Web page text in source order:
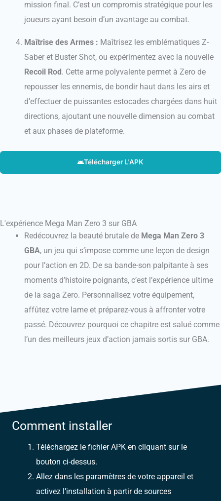
mission final. C’est un compromis stratégique pour les
joueurs ayant besoin d’un avantage au combat.
Maîtrise des Armes : Maîtrisez les emblématiques Z-
Saber et Buster Shot, ou expérimentez avec la nouvelle
Recoil Rod . Cette arme polyvalente permet à Zero de
repousser les ennemis, de bondir haut dans les airs et
d’effectuer de puissantes estocades chargées dans huit
directions, ajoutant une nouvelle dimension au combat
et aux phases de plateforme.
Télécharger L'APK
L'expérience Mega Man Zero 3 sur GBA
Redécouvrez la beauté brutale de Mega Man Zero 3
GBA, un jeu qui s’impose comme une leçon de design
pour l’action en 2D. De sa bande-son palpitante à ses
moments d’histoire poignants, c’est l’expérience ultime
de la saga Zero. Personnalisez votre équipement,
affûtez votre lame et préparez-vous à affronter votre
passé. Découvrez pourquoi ce chapitre est salué comme
l’un des meilleurs jeux d’action jamais sortis sur GBA.
Comment installer
Téléchargez le fichier APK en cliquant sur le
bouton ci-dessus.
Allez dans les paramètres de votre appareil et
activez l’installation à partir de sources